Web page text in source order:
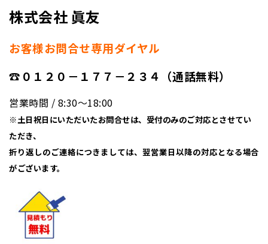
株式会社 眞友
お客様お問合せ専用ダイヤル
☎０１２０－１７７－２３４（通話無料）
営業時間 / 8:30〜18:00
※土日祝日にいただいたお問合せは、受付のみのご対応とさせてい
ただき、
折り返しのご連絡につきましては、翌営業日以降の対応となる場合
がございます。